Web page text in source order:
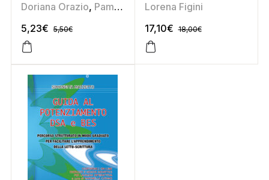
Doriana Orazio, Pamela Soldati
5,23€ 5,50€
Lorena Figini
17,10€ 18,00€